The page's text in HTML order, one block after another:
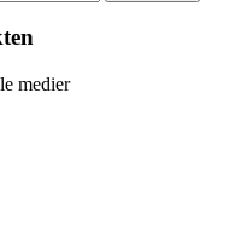
medier